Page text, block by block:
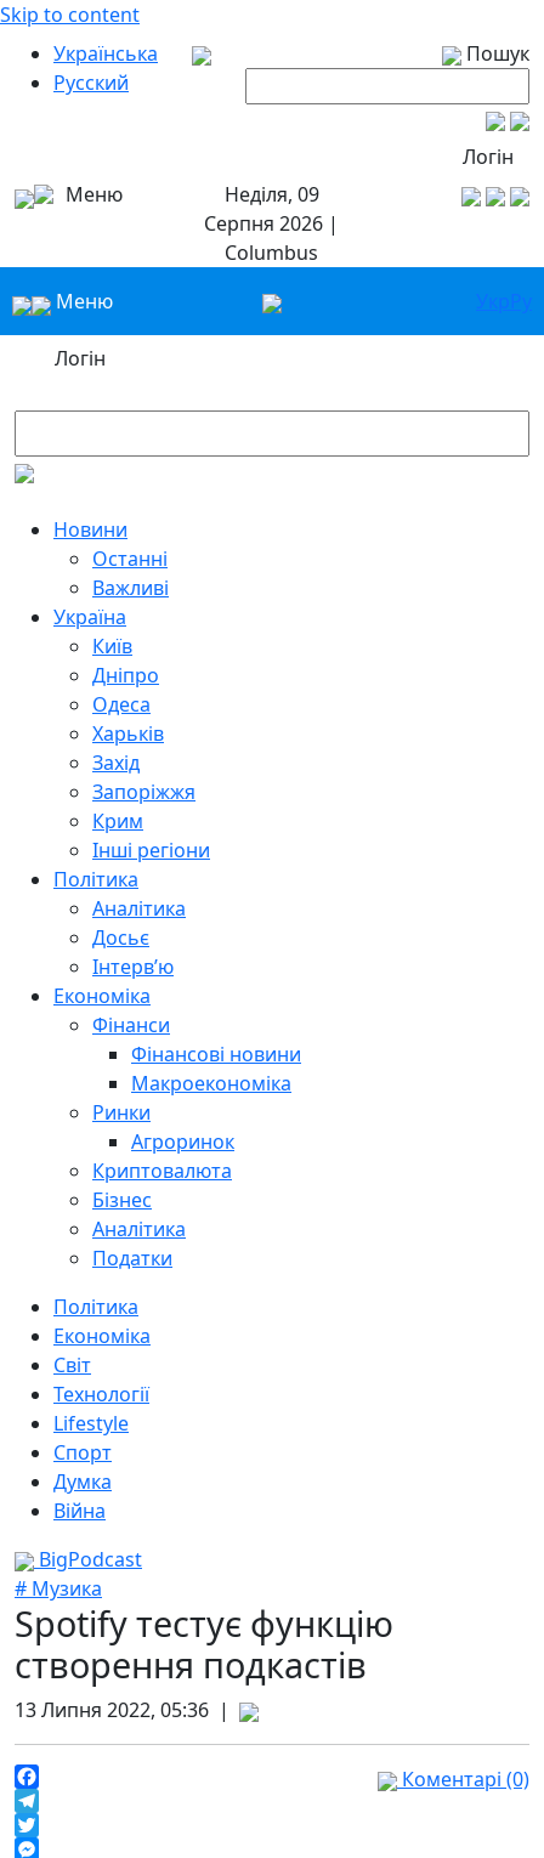
Skip to content
Українська
Русский
Пошук
Логін
Меню
Неділя, 09
Серпня 2026 |
Columbus
Меню
УкрРу
Логін
Новини
Останні
Важливі
Україна
Київ
Дніпро
Одеса
Харьків
Захід
Запоріжжя
Крим
Інші регіони
Політика
Аналітика
Досьє
Інтерв’ю
Економіка
Фінанси
Фінансові новини
Макроекономіка
Ринки
Агроринок
Криптовалюта
Бізнес
Аналітика
Податки
Політика
Економіка
Світ
Технології
Lifestyle
Спорт
Думка
Війна
BigPodcast
# Музика
Spotify тестує функцію
створення подкастів
13 Липня 2022, 05:36 |
Facebook
Telegram
Twitter
Коментарі (0)